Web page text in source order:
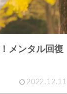
メンタル回復
2022.12.11